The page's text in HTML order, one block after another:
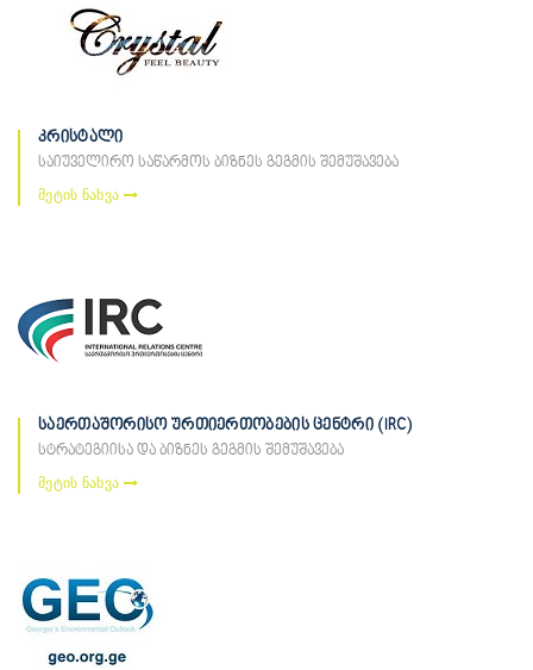
კრისტალი
საიუველირო საწარმოს ბიზნეს გეგმის შემუშავება
მეტის ნახვა
საერთაშორისო ურთიერთობების ცენტრი (IRC)
სტრატეგიისა და ბიზნეს გეგმის შემუშავება
მეტის ნახვა